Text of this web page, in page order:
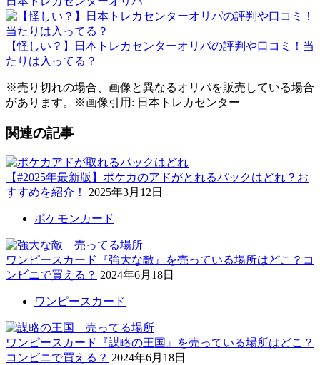
【怪しい？】日本トレカセンターオリパの評判や口コミ！当
たりは入ってる？
※売り切れの場合、画像と異なるオリパを販売している場合
があります。※画像引用: 日本トレカセンター
関連の記事
【#2025年最新版】ポケカのアドがとれるパックはどれ？お
すすめを紹介！
2025年3月12日
ポケモンカード
ワンピースカード『強大な敵』を売っている場所はどこ？コ
ンビニで買える？ 2024年6月18日
ワンピースカード
ワンピースカード『謀略の王国』を売っている場所はどこ？
コンビニで買える？ 2024年6月18日